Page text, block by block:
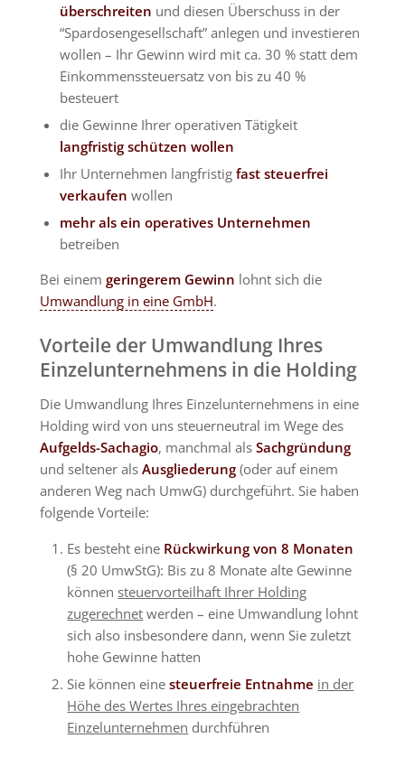
überschreiten und diesen Überschuss in der
“Spardosengesellschaft” anlegen und investieren
wollen – Ihr Gewinn wird mit ca. 30 % statt dem
Einkommenssteuersatz von bis zu 40 %
besteuert
die Gewinne Ihrer operativen Tätigkeit
langfristig schützen wollen
Ihr Unternehmen langfristigfast steuerfrei
verkaufen wollen
mehr als ein operatives Unternehmen
betreiben
Bei einemgeringerem Gewinn lohnt sich die
Umwandlung in eine GmbH.
Vorteile der Umwandlung Ihres
Einzelunternehmens in die Holding
Die Umwandlung Ihres Einzelunternehmens in eine
Holding wird von uns steuerneutral im Wege des
Aufgelds-Sachagio, manchmal alsSachgründung
und seltener alsAusgliederung (oder auf einem
anderen Weg nach UmwG) durchgeführt. Sie haben
folgende Vorteile:
Es besteht eine Rückwirkung von 8 Monaten
(§ 20 UmwStG): Bis zu 8 Monate alte Gewinne
können steuervorteilhaft Ihrer Holding
zugerechnet werden – eine Umwandlung lohnt
sich also insbesondere dann, wenn Sie zuletzt
hohe Gewinne hatten
Sie können einesteuerfreie Entnahme in der
Höhe des Wertes Ihres eingebrachten
Einzelunternehmen durchführen